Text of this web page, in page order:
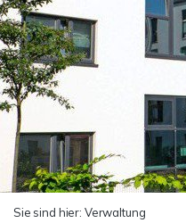
Sie sind hier: Verwaltung